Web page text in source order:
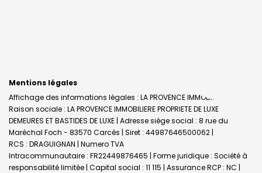
Mentions légales
Affichage des informations légales : LA PROVENCE IMMOBILIERE |
Raison sociale : LA PROVENCE IMMOBILIERE PROPRIETE DE LUXE
DEMEURES ET BASTIDES DE LUXE | Adresse siège social : 8 rue du
Maréchal Foch - 83570 Carcès | Siret : 44987646500062 |
RCS : DRAGUIGNAN | Numero TVA
Intracommunautaire : FR22449876465 | Forme juridique : Société à
responsabilité limitée | Capital social : 11 115 | Assurance RCP : NC |